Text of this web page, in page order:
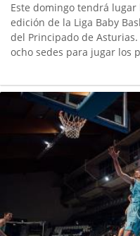
Este domingo tendrá
edición de la Liga Baby
del Principado de
ocho sedes para jugar los